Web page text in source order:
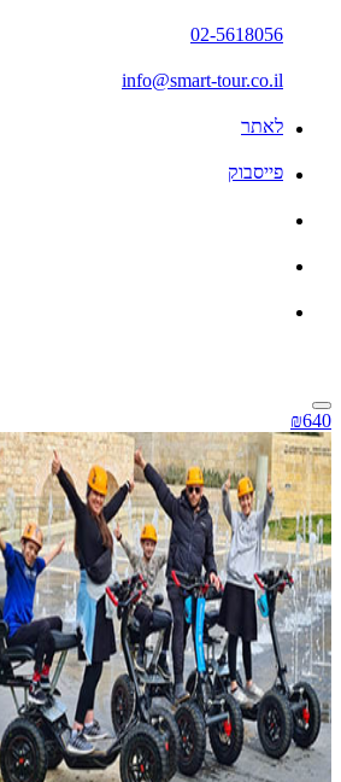
02-5618056
info@smart-tour.co.il
לאתר
פייסבוק
₪640